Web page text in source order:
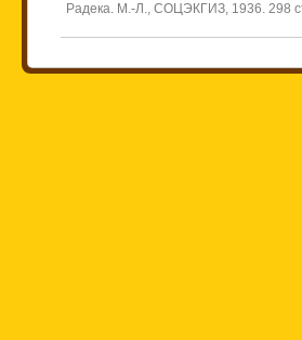
Радека. М.-Л., СОЦЭКГИЗ, 1936. 298